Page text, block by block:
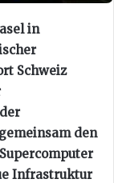
in
Schweiz
den
Infrastruktur